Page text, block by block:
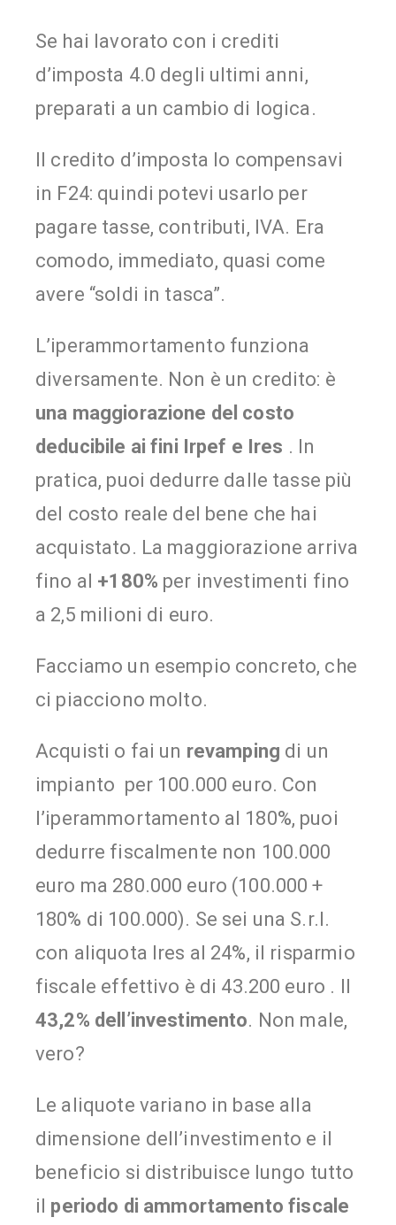
Se hai lavorato con i crediti
d’imposta 4.0 degli ultimi anni,
preparati a un cambio di logica.
Il credito d’imposta lo compensavi
in F24: quindi potevi usarlo per
pagare tasse, contributi, IVA. Era
comodo, immediato, quasi come
avere “soldi in tasca”.
L’iperammortamento funziona
diversamente. Non è un credito: è
una maggiorazione del costo
deducibile ai fini Irpef e Ires . In
pratica, puoi dedurre dalle tasse più
del costo reale del bene che hai
acquistato. La maggiorazione arriva
fino al +180% per investimenti fino
a 2,5 milioni di euro.
Facciamo un esempio concreto, che
ci piacciono molto.
Acquisti o fai un revamping di un
impianto per 100.000 euro. Con
l’iperammortamento al 180%, puoi
dedurre fiscalmente non 100.000
euro ma 280.000 euro (100.000 +
180% di 100.000). Se sei una S.r.l.
con aliquota Ires al 24%, il risparmio
fiscale effettivo è di 43.200 euro . Il
43,2% dell’investimento. Non male,
vero?
Le aliquote variano in base alla
dimensione dell’investimento e il
beneficio si distribuisce lungo tutto
il periodo di ammortamento fiscale